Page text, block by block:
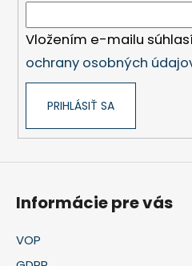
Vložením e-mailu
ochrany osobných
PRIHLÁSIŤ SA
Informácie pre vás
VOP